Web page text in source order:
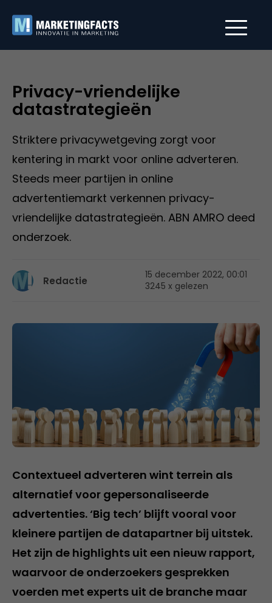
Privacy-vriendelijke
datastrategieën
Striktere privacywetgeving zorgt voor
kentering in markt voor online adverteren.
Steeds meer partijen in online
advertentiemarkt verkennen privacy-
vriendelijke datastrategieën. ABN AMRO deed
onderzoek.
Redactie
15 december 2022, 00:01
3245 x gelezen
Contextueel adverteren wint terrein als
alternatief voor gepersonaliseerde
advertenties. ‘Big tech’ blijft vooral voor
kleinere partijen de datapartner bij uitstek.
Het zijn de highlights uit een nieuw rapport,
waarvoor de onderzoekers gesprekken
voerden met experts uit de branche maar